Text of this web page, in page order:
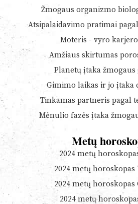
Žmogaus organizmo
Atsipalaidavimo pratimai
Moteris - vyro
Amžiaus skirtumas
Planetų įtaka žmogaus
Gimimo laikas ir jo įtaka
Tinkamas partneris pagal
Mėnulio fazės įtaka
Metų
2024 metų
2024 metų horoskopas
2024 metų horoskopas
2024 metų